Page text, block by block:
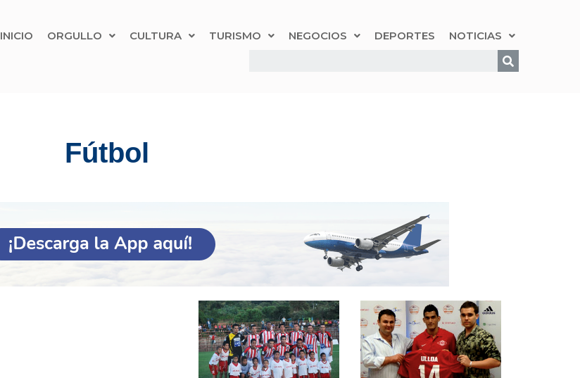
INICIO ORGULLO CULTURA TURISMO NEGOCIOS DEPORTES NOTICIAS
Fútbol